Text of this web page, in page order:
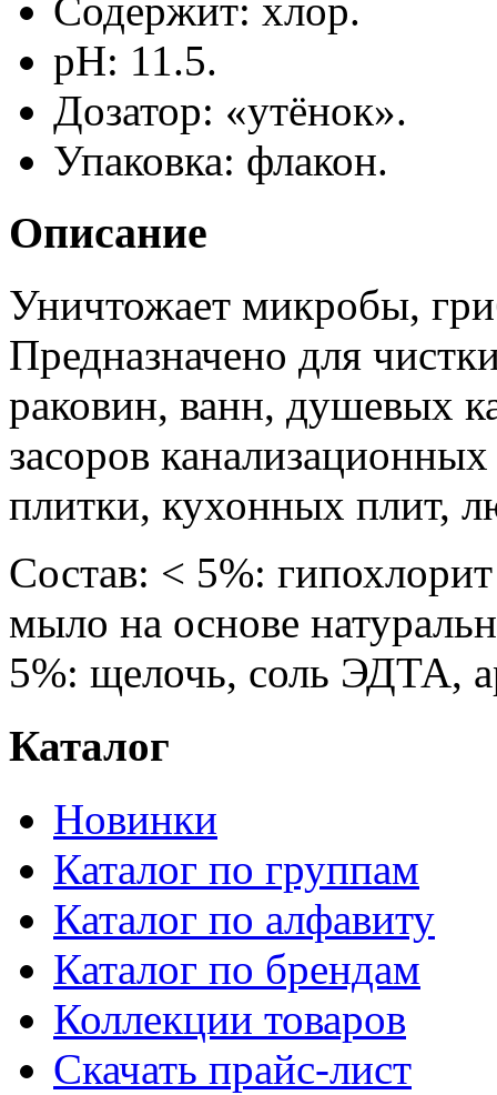
Содержит: хлор.
pH: 11.5.
Дозатор: «утёнок».
Упаковка: флакон.
Описание
Уничтожает микробы,
Предназначено для
раковин, ванн, душевых
засоров
плитки, кухонных плит,
Состав: < 5%:
мыло на основе
5%: щелочь, соль ЭДТА,
Каталог
Новинки
Каталог по группам
Каталог по алфавиту
Каталог по брендам
Коллекции товаров
Скачать прайс-лист